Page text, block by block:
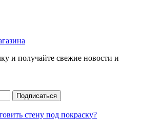
и получайте свежие новости и